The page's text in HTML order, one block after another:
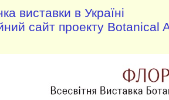
виставки в Україні
сайт проекту Botanical